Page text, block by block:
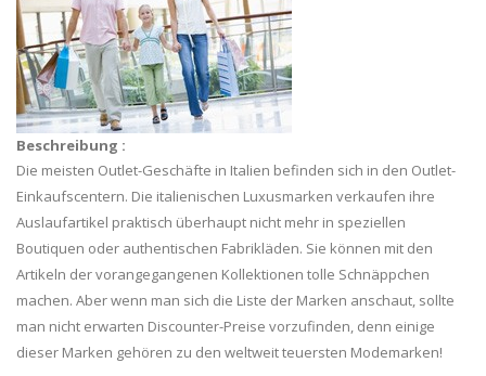
Beschreibung :
Die meisten Outlet-Geschäfte in Italien befinden sich in den Outlet-
Einkaufscentern. Die italienischen Luxusmarken verkaufen ihre
Auslaufartikel praktisch überhaupt nicht mehr in speziellen
Boutiquen oder authentischen Fabrikläden. Sie können mit den
Artikeln der vorangegangenen Kollektionen tolle Schnäppchen
machen. Aber wenn man sich die Liste der Marken anschaut, sollte
man nicht erwarten Discounter-Preise vorzufinden, denn einige
dieser Marken gehören zu den weltweit teuersten Modemarken!